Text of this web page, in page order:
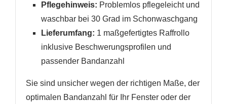
Pflegehinweis: Problemlos pflegeleicht und
waschbar bei 30 Grad im Schonwaschgang
Lieferumfang: 1 maßgefertigtes Raffrollo
inklusive Beschwerungsprofilen und
passender Bandanzahl
Sie sind unsicher wegen der richtigen Maße, der
optimalen Bandanzahl für Ihr Fenster oder der